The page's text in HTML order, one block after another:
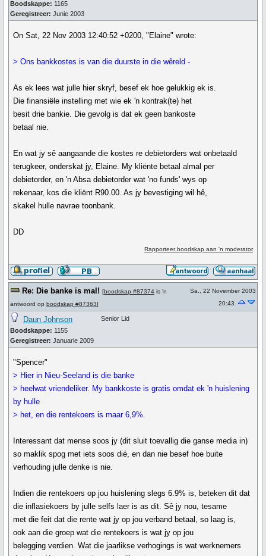
Boodskappe: 1165
Geregistreer: Junie 2003
On Sat, 22 Nov 2003 12:40:52 +0200, "Elaine" wrote:
> Ons bankkostes is van die duurste in die wêreld -
As ek lees wat julle hier skryf, besef ek hoe gelukkig ek is.
Die finansiële instelling met wie ek 'n kontrak(te) het
besit drie bankie. Die gevolg is dat ek geen bankoste
betaal nie.
En wat jy sê aangaande die kostes re debietorders wat onbetaald
terugkeer, onderskat jy, Elaine. My kliënte betaal almal per
debietorder, en 'n Absa debietorder wat 'no funds' wys op
rekenaar, kos die kliënt R90.00. As jy bevestiging wil hê,
skakel hulle navrae toonbank.
DD
Rapporteer boodskap aan 'n moderator
Re: Die banke is mal! [boodskap #87374 is 'n
antwoord op boodskap #87363]
Sa., 22 November 2003
20:43
Daun Johnson
Boodskappe: 1155
Geregistreer: Januarie 2009
Senior Lid
"Spencer"
> Hier in Nieu-Seeland is die banke
> heelwat vriendeliker. My bankkoste is gratis omdat ek 'n huislening
by hulle
> het, en die rentekoers is maar 6,9%.
Interessant dat mense soos jy (dit sluit toevallig die ganse media in)
so maklik spog met iets soos dié, en dan nie besef hoe buite
verhouding julle denke is nie.
Indien die rentekoers op jou huislening slegs 6.9% is, beteken dit dat
die inflasiekoers by julle selfs laer is as dit. Sê jy nou, tesame
met die feit dat die rente wat jy op jou verband betaal, so laag is,
ook aan die groep wat die rentekoers is wat jy op jou
belegging verdien. Wat die jaarlikse verhogings is wat werknemers